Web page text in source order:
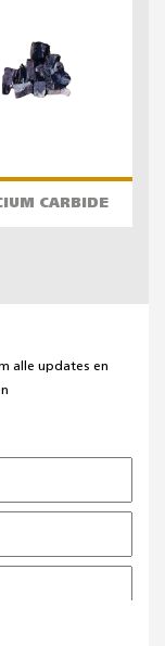
CARBIDE
alle updates en